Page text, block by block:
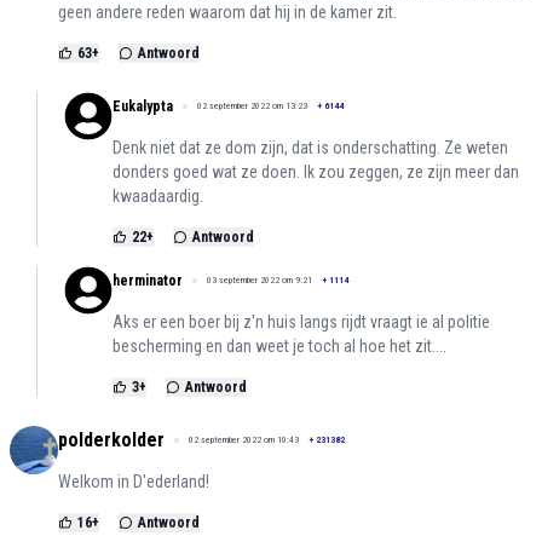
geen andere reden waarom dat hij in de kamer zit.
63+ Antwoord
Eukalypta 02 september 2022 om 13:23 + 6144
Denk niet dat ze dom zijn, dat is onderschatting. Ze weten
donders goed wat ze doen. Ik zou zeggen, ze zijn meer dan
kwaadaardig.
22+ Antwoord
herminator 03 september 2022 om 9:21 + 1114
Aks er een boer bij z'n huis langs rijdt vraagt ie al politie
bescherming en dan weet je toch al hoe het zit....
3+ Antwoord
polderkolder 02 september 2022 om 10:43 + 231382
Welkom in D'ederland!
16+ Antwoord